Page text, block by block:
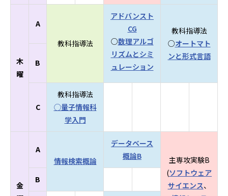
木
曜
A
教科指導法
アドバンスト
CG
○数理アルゴ
リズムとシミ
ュレーション
教科指導法
○オートマト
ンと形式言語
B
C
教科指導法
◯量子情報科
学入門
金
A
情報検索概論
データベース
概論B
主専攻実験B
(ソフトウェア
サイエンス、
B